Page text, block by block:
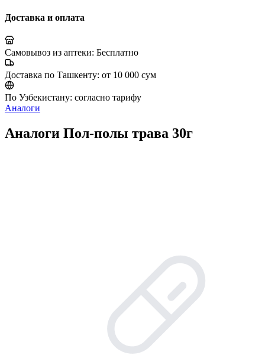
Доставка и оплата
Самовывоз из аптеки: Бесплатно
Доставка по Ташкенту: от 10 000 сум
По Узбекистану: согласно тарифу
Аналоги
Аналоги Пол-полы трава 30г